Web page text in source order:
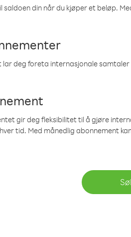
din når du kjøper et beløp.
deg foreta internasjonale
gir deg fleksibilitet til å gjøre
tid. Med månedlig abonnement